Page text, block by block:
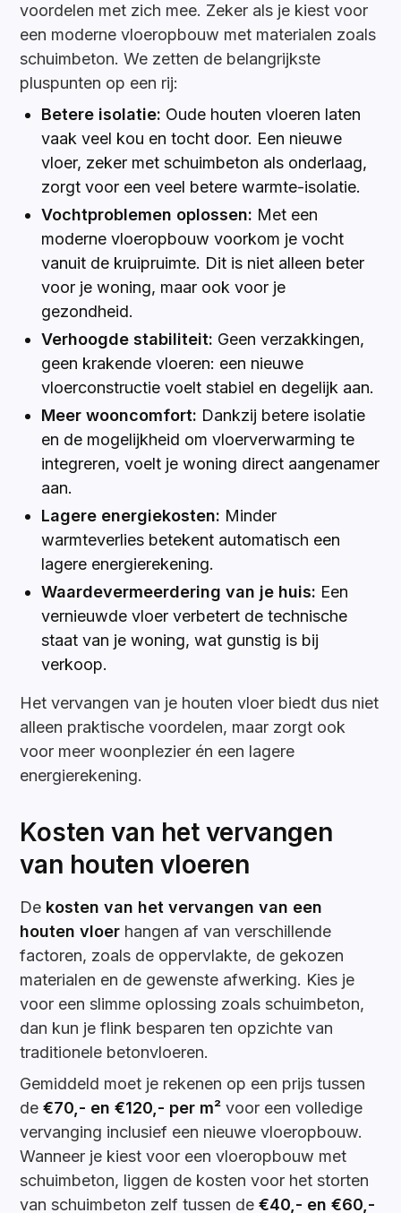
voordelen met zich mee. Zeker als je kiest voor
een moderne vloeropbouw met materialen zoals
schuimbeton. We zetten de belangrijkste
pluspunten op een rij:
Betere isolatie: Oude houten vloeren laten
vaak veel kou en tocht door. Een nieuwe
vloer, zeker met schuimbeton als onderlaag,
zorgt voor een veel betere warmte-isolatie.
Vochtproblemen oplossen: Met een
moderne vloeropbouw voorkom je vocht
vanuit de kruipruimte. Dit is niet alleen beter
voor je woning, maar ook voor je
gezondheid.
Verhoogde stabiliteit: Geen verzakkingen,
geen krakende vloeren: een nieuwe
vloerconstructie voelt stabiel en degelijk aan.
Meer wooncomfort: Dankzij betere isolatie
en de mogelijkheid om vloerverwarming te
integreren, voelt je woning direct aangenamer
aan.
Lagere energiekosten: Minder
warmteverlies betekent automatisch een
lagere energierekening.
Waardevermeerdering van je huis: Een
vernieuwde vloer verbetert de technische
staat van je woning, wat gunstig is bij
verkoop.
Het vervangen van je houten vloer biedt dus niet
alleen praktische voordelen, maar zorgt ook
voor meer woonplezier én een lagere
energierekening.
Kosten van het vervangen
van houten vloeren
De kosten van het vervangen van een
houten vloer hangen af van verschillende
factoren, zoals de oppervlakte, de gekozen
materialen en de gewenste afwerking. Kies je
voor een slimme oplossing zoals schuimbeton,
dan kun je flink besparen ten opzichte van
traditionele betonvloeren.
Gemiddeld moet je rekenen op een prijs tussen
de€70,- en €120,- per m² voor een volledige
vervanging inclusief een nieuwe vloeropbouw.
Wanneer je kiest voor een vloeropbouw met
schuimbeton, liggen de kosten voor het storten
van schuimbeton zelf tussen de€40,- en €60,-